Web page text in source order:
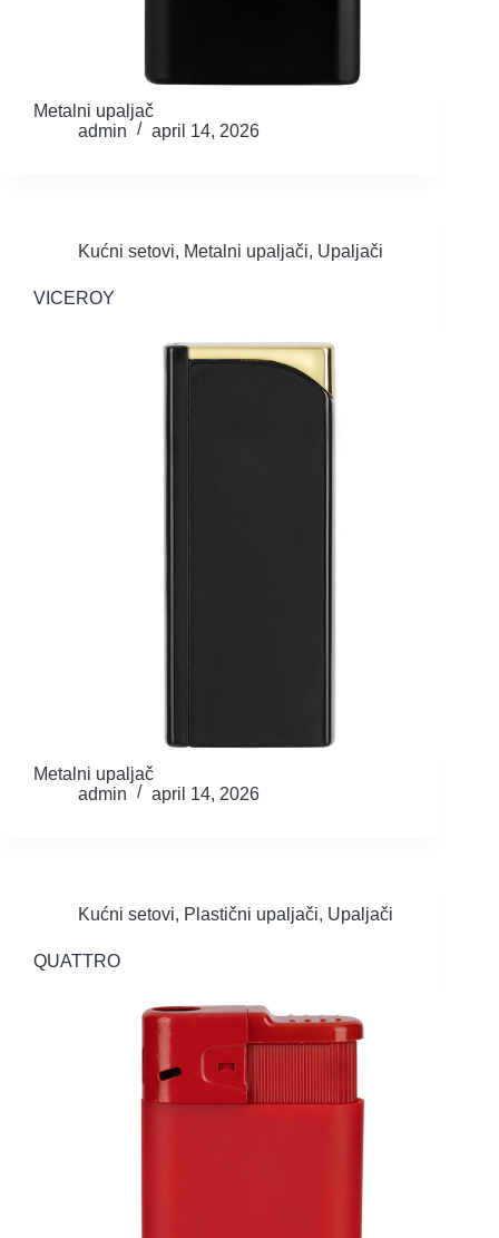
Metalni upaljač
admin
april 14, 2026
Kućni setovi, Metalni upaljači, Upaljači
VICEROY
Metalni upaljač
admin
april 14, 2026
Kućni setovi, Plastični upaljači, Upaljači
QUATTRO